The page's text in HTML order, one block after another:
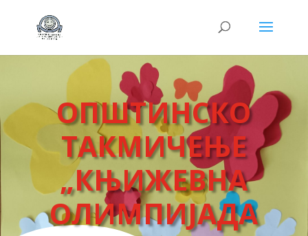
OПШТИНСКО
ТАКМИЧЕЊЕ
„КЊИЖЕВНА
ОЛИМПИЈАДА